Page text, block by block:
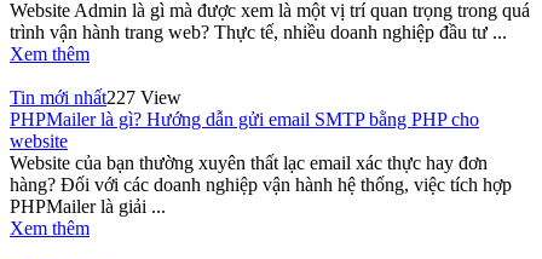
Website Admin là gì mà được xem là một vị trí quan trọng trong quá
trình vận hành trang web? Thực tế, nhiều doanh nghiệp đầu tư ...
Xem thêm
Tin mới nhất227 View
PHPMailer là gì? Hướng dẫn gửi email SMTP bằng PHP cho
website
Website của bạn thường xuyên thất lạc email xác thực hay đơn
hàng? Đối với các doanh nghiệp vận hành hệ thống, việc tích hợp
PHPMailer là giải ...
Xem thêm